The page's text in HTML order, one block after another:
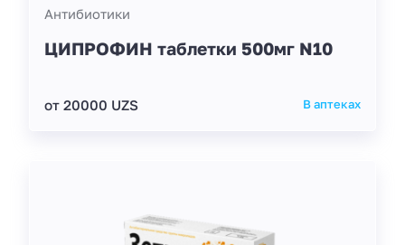
Антибиотики
ЦИПРОФИН таблетки 500мг N10
от 20000 UZS В аптеках